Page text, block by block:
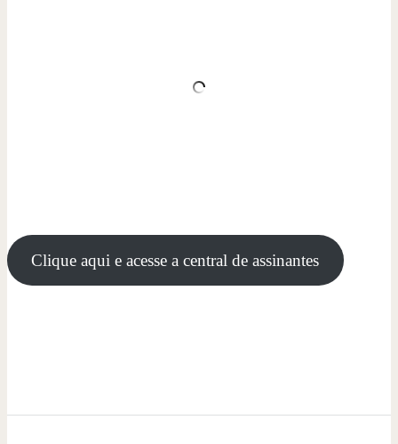
Clique aqui e acesse a central de assinantes